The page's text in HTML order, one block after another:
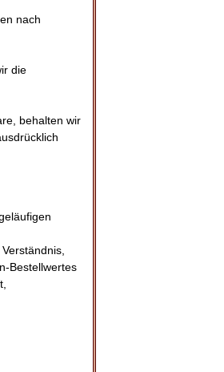
nach
die
behalten wir
Bestellwertes